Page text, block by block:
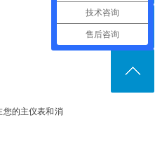
的主仪表和消
技术咨询
售后咨询